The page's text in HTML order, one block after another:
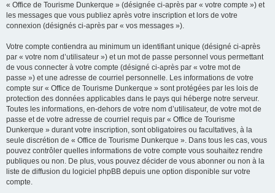
« Office de Tourisme Dunkerque » (désignée ci-après par « votre compte ») et
les messages que vous publiez après votre inscription et lors de votre
connexion (désignés ci-après par « vos messages »).
Votre compte contiendra au minimum un identifiant unique (désigné ci-après
par « votre nom d’utilisateur ») et un mot de passe personnel vous permettant
de vous connecter à votre compte (désigné ci-après par « votre mot de
passe ») et une adresse de courriel personnelle. Les informations de votre
compte sur « Office de Tourisme Dunkerque » sont protégées par les lois de
protection des données applicables dans le pays qui héberge notre serveur.
Toutes les informations, en-dehors de votre nom d’utilisateur, de votre mot de
passe et de votre adresse de courriel requis par « Office de Tourisme
Dunkerque » durant votre inscription, sont obligatoires ou facultatives, à la
seule discrétion de « Office de Tourisme Dunkerque ». Dans tous les cas, vous
pouvez contrôler quelles informations de votre compte vous souhaitez rendre
publiques ou non. De plus, vous pouvez décider de vous abonner ou non à la
liste de diffusion du logiciel phpBB depuis une option disponible sur votre
compte.